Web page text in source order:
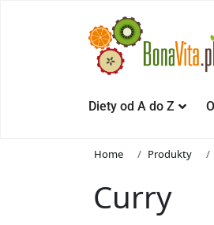
Diety od A do Z
Home Produkty
Curry